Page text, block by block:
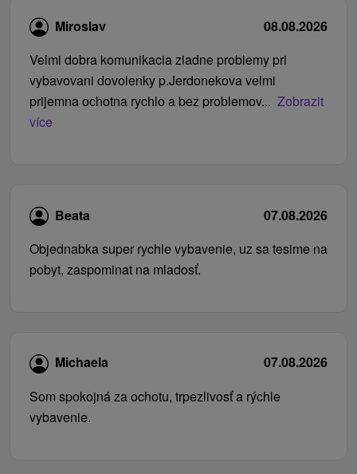
Miroslav
08.08.2026
Velmi dobra komunikacia ziadne problemy pri
vybavovani dovolenky p.Jerdonekova velmi
prijemna ochotna rychlo a bez problemov... Zobrazit
více
Beata
07.08.2026
Objednabka super rychle vybavenie, uz sa tesime na
pobyt, zaspominat na mladosť.
Michaela
07.08.2026
Som spokojná za ochotu, trpezlivosť a rýchle
vybavenie.